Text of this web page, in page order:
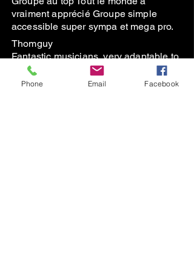
vraiment apprécié Groupe simple
accessible super sympa et mega pro.
Thomguy
Fantastic musicians, very adaptable to
our ‘flexible’ schedule and friendly
people. Thank you!
Phone Email Facebook